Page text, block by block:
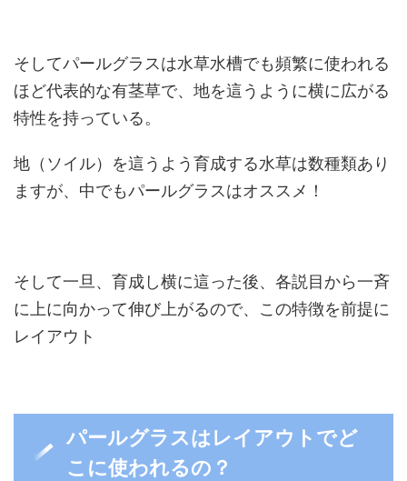
そしてパールグラスは水草水槽でも頻繁に使われる
ほど代表的な有茎草で、地を這うように横に広がる
特性を持っている。
地（ソイル）を這うよう育成する水草は数種類あり
ますが、中でもパールグラスはオススメ！
そして一旦、育成し横に這った後、各説目から一斉
に上に向かって伸び上がるので、この特徴を前提に
レイアウト
パールグラスはレイアウトでど
こに使われるの？